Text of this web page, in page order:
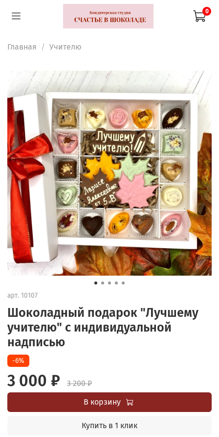
0
Главная Учителю
арт. 10107
Шоколадный подарок "Лучшему
учителю" с индивидуальной
надписью
-6%
3 000 ₽
3 200 ₽
В корзину
Купить в 1 клик